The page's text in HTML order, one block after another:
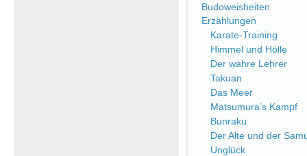
Budoweisheiten
Erzählungen
Karate-Training
Himmel und Hölle
Der wahre Lehrer
Takuan
Das Meer
Matsumura’s Kampf
Bunraku
Der Alte und der
Unglück